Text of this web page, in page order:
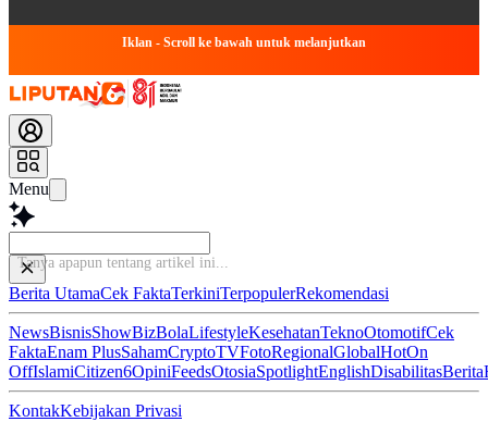
Iklan - Scroll ke bawah untuk melanjutkan
Menu
Tanya apapun
Berita UtamaCek FaktaTerkiniTerpopulerRekomendasi
NewsBisnisShowBizBolaLifestyleKesehatanTeknoOtomotifCek
FaktaEnam PlusSahamCryptoTVFotoRegionalGlobalHotOn
OffIslamiCitizen6OpiniFeedsOtosiaSpotlightEnglishDisabilitasBerita
KontakKebijakan Privasi